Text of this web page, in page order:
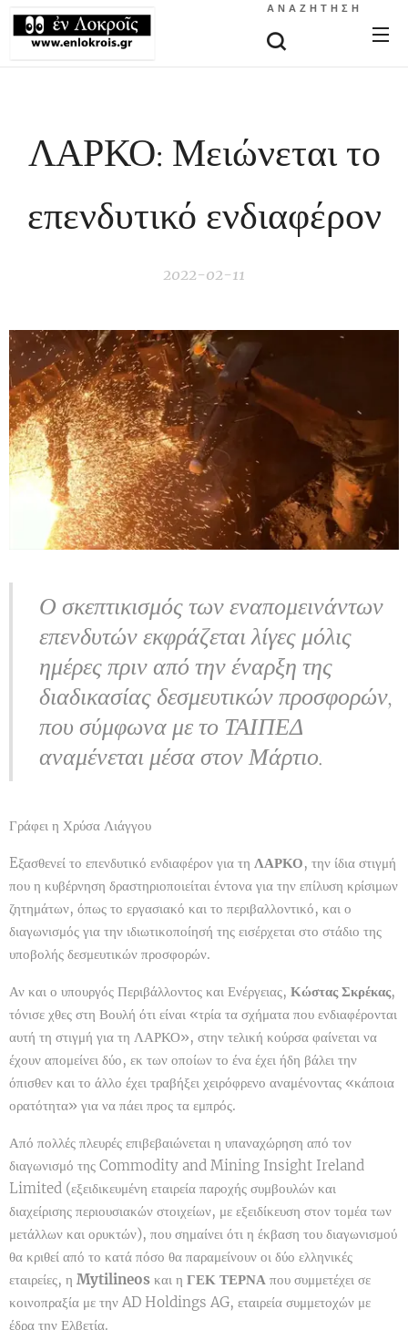
ΑΝΑΖΉΤΗΣΗ
ΛΑΡΚΟ: Μειώνεται το
επενδυτικό ενδιαφέρον
2022-02-11
Ο σκεπτικισμός των εναπομεινάντων
επενδυτών εκφράζεται λίγες μόλις
ημέρες πριν από την έναρξη της
διαδικασίας δεσμευτικών προσφορών,
που σύμφωνα με το ΤΑΙΠΕΔ
αναμένεται μέσα στον Μάρτιο.
Γράφει η Χρύσα Λιάγγου
Eξασθενεί το επενδυτικό ενδιαφέρον για τη ΛΑΡΚΟ, την ίδια στιγμή
που η κυβέρνηση δραστηριοποιείται έντονα για την επίλυση κρίσιμων
ζητημάτων, όπως το εργασιακό και το περιβαλλοντικό, και ο
διαγωνισμός για την ιδιωτικοποίησή της εισέρχεται στο στάδιο της
υποβολής δεσμευτικών προσφορών.
Αν και ο υπουργός Περιβάλλοντος και Ενέργειας, Κώστας Σκρέκας,
τόνισε χθες στη Βουλή ότι είναι «τρία τα σχήματα που ενδιαφέρονται
αυτή τη στιγμή για τη ΛΑΡΚΟ», στην τελική κούρσα φαίνεται να
έχουν απομείνει δύο, εκ των οποίων το ένα έχει ήδη βάλει την
όπισθεν και το άλλο έχει τραβήξει χειρόφρενο αναμένοντας «κάποια
ορατότητα» για να πάει προς τα εμπρός.
Από πολλές πλευρές επιβεβαιώνεται η υπαναχώρηση από τον
διαγωνισμό της Commodity and Mining Insight Ireland
Limited (εξειδικευμένη εταιρεία παροχής συμβουλών και
διαχείρισης περιουσιακών στοιχείων, με εξειδίκευση στον τομέα των
μετάλλων και ορυκτών), που σημαίνει ότι η έκβαση του διαγωνισμού
θα κριθεί από το κατά πόσο θα παραμείνουν οι δύο ελληνικές
εταιρείες, η Mytilineos και η ΓΕΚ ΤΕΡΝΑ που συμμετέχει σε
κοινοπραξία με την AD Holdings AG, εταιρεία συμμετοχών με
έδρα την Ελβετία.